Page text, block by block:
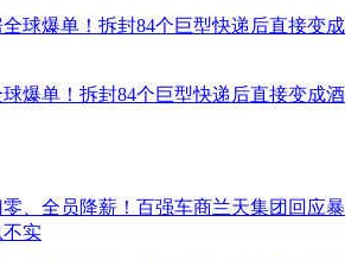
爆单！拆封84个巨型快递后直接变成酒